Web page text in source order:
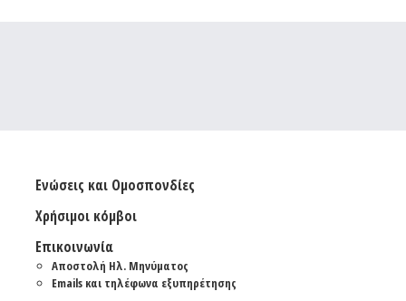
Ενώσεις και Ομοσπονδίες
Χρήσιμοι κόμβοι
Επικοινωνία
Αποστολή Ηλ. Μηνύματος
Emails και τηλέφωνα εξυπηρέτησης